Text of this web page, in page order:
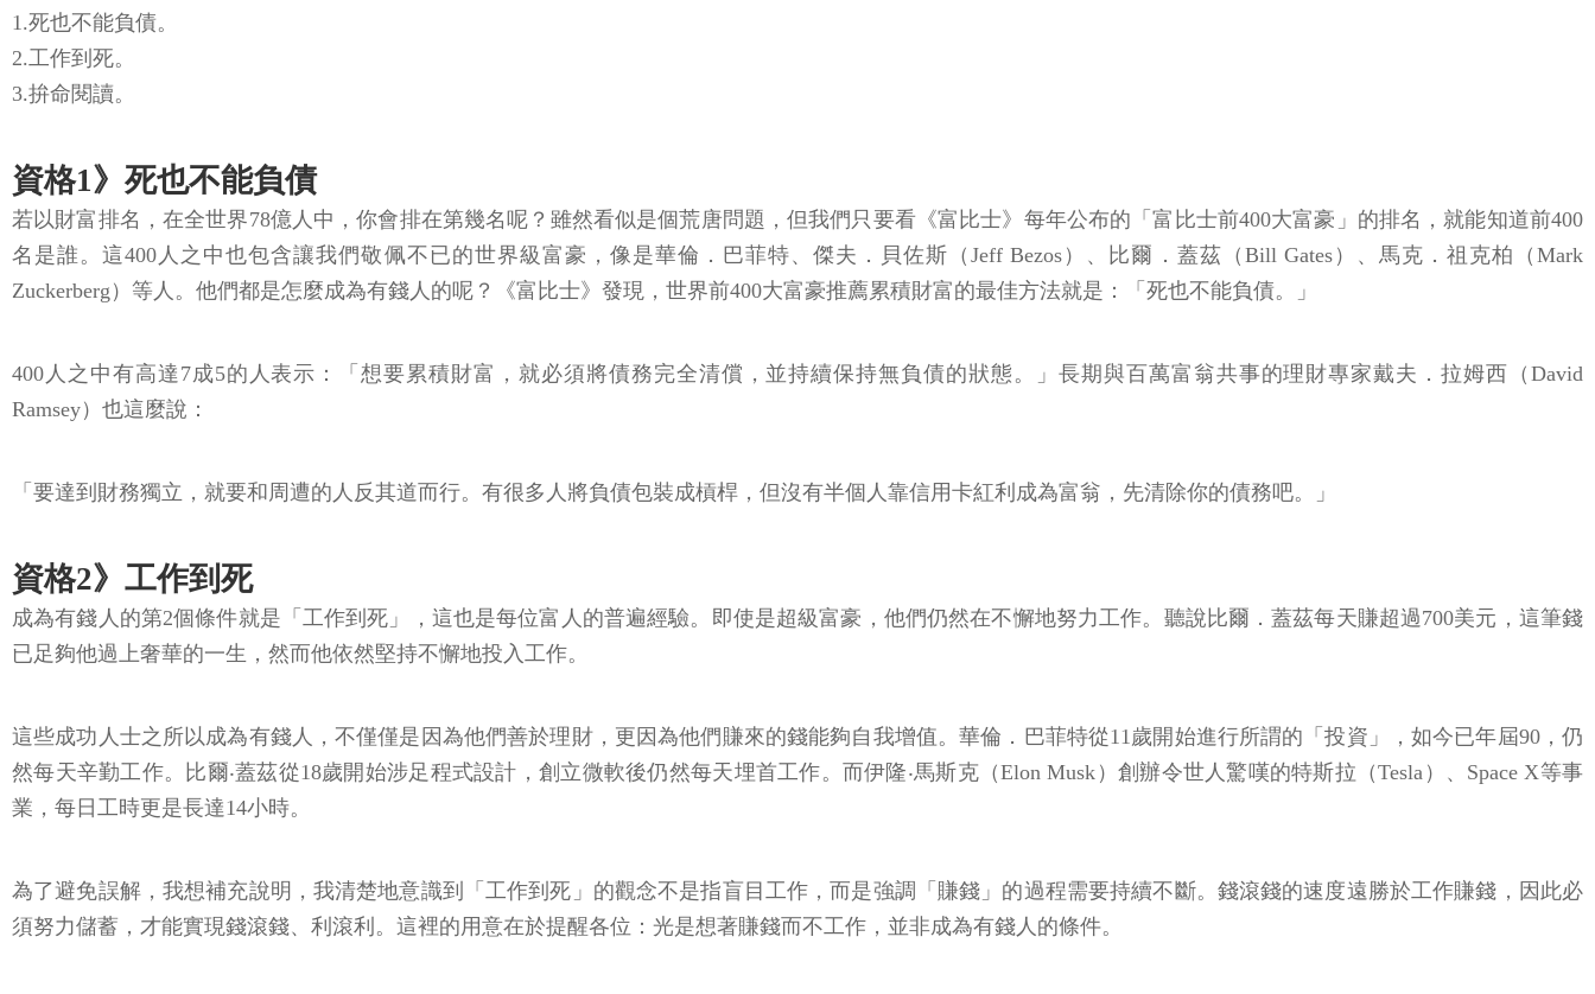
1.死也不能負債。
2.工作到死。
3.拚命閱讀。
資格1》死也不能負債
若以財富排名，在全世界78億人中，你會排在第幾名呢？雖然看似是個荒唐問題，但我們只要看《富比士》每年公布的「富比士前400大富豪」的排名，就能知道前400
名是誰。這400人之中也包含讓我們敬佩不已的世界級富豪，像是華倫．巴菲特、傑夫．貝佐斯（Jeff Bezos）、比爾．蓋茲（Bill Gates）、馬克．祖克柏（Mark
Zuckerberg）等人。他們都是怎麼成為有錢人的呢？《富比士》發現，世界前400大富豪推薦累積財富的最佳方法就是：「死也不能負債。」
400人之中有高達7成5的人表示：「想要累積財富，就必須將債務完全清償，並持續保持無負債的狀態。」長期與百萬富翁共事的理財專家戴夫．拉姆西（David
Ramsey）也這麼說：
「要達到財務獨立，就要和周遭的人反其道而行。有很多人將負債包裝成槓桿，但沒有半個人靠信用卡紅利成為富翁，先清除你的債務吧。」
資格2》工作到死
成為有錢人的第2個條件就是「工作到死」，這也是每位富人的普遍經驗。即使是超級富豪，他們仍然在不懈地努力工作。聽說比爾．蓋茲每天賺超過700美元，這筆錢
已足夠他過上奢華的一生，然而他依然堅持不懈地投入工作。
這些成功人士之所以成為有錢人，不僅僅是因為他們善於理財，更因為他們賺來的錢能夠自我增值。華倫．巴菲特從11歲開始進行所謂的「投資」，如今已年屆90，仍
然每天辛勤工作。比爾‧蓋茲從18歲開始涉足程式設計，創立微軟後仍然每天埋首工作。而伊隆‧馬斯克（Elon Musk）創辦令世人驚嘆的特斯拉（Tesla）、Space X等事
業，每日工時更是長達14小時。
為了避免誤解，我想補充說明，我清楚地意識到「工作到死」的觀念不是指盲目工作，而是強調「賺錢」的過程需要持續不斷。錢滾錢的速度遠勝於工作賺錢，因此必
須努力儲蓄，才能實現錢滾錢、利滾利。這裡的用意在於提醒各位：光是想著賺錢而不工作，並非成為有錢人的條件。